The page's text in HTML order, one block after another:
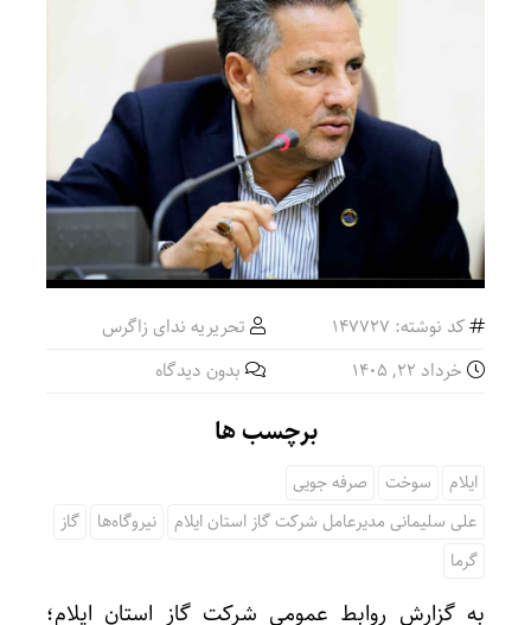
کد نوشته: 147727
تحریریه ندای زاگرس
خرداد ۲۲, ۱۴۰۵
بدون دیدگاه
برچسب ها
ایلام سوخت
صرفه جویی
علی سلیمانی مدیرعامل شرکت گاز استان ایلام
نیروگاه‌ها
گاز
گرما
به گزارش روابط عمومی شرکت گاز استان ایلام؛